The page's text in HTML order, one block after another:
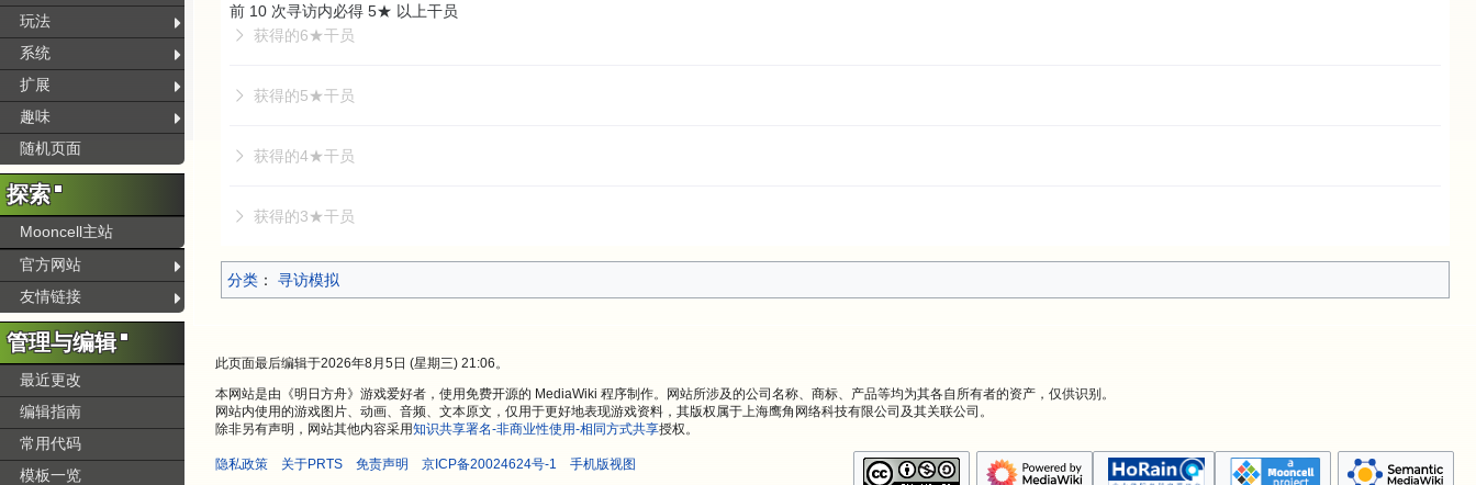
前 10 次寻访内必得 5★ 以上干员
获得的6★干员
获得的5★干员
获得的4★干员
获得的3★干员
分类 ：​ 寻访模拟
玩法
系统
扩展
趣味
随机页面
探索
Mooncell主站
官方网站
友情链接
管理与编辑
最近更改
编辑指南
常用代码
模板一览
此页面最后编辑于2026年8月5日 (星期三) 21:06。
本网站是由《明日方舟》游戏爱好者，使用免费开源的 MediaWiki 程序制作。网站所涉及的公司名称、商标、产品等均为其各自所有者的资产，仅供识别。
网站内使用的游戏图片、动画、音频、文本原文，仅用于更好地表现游戏资料，其版权属于上海鹰角网络科技有限公司及其关联公司。
除非另有声明，网站其他内容采用知识共享署名-非商业性使用-相同方式共享授权。
隐私政策 关于PRTS 免责声明 京ICP备20024624号-1 手机版视图